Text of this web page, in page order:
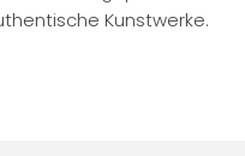
Kunstwerke.